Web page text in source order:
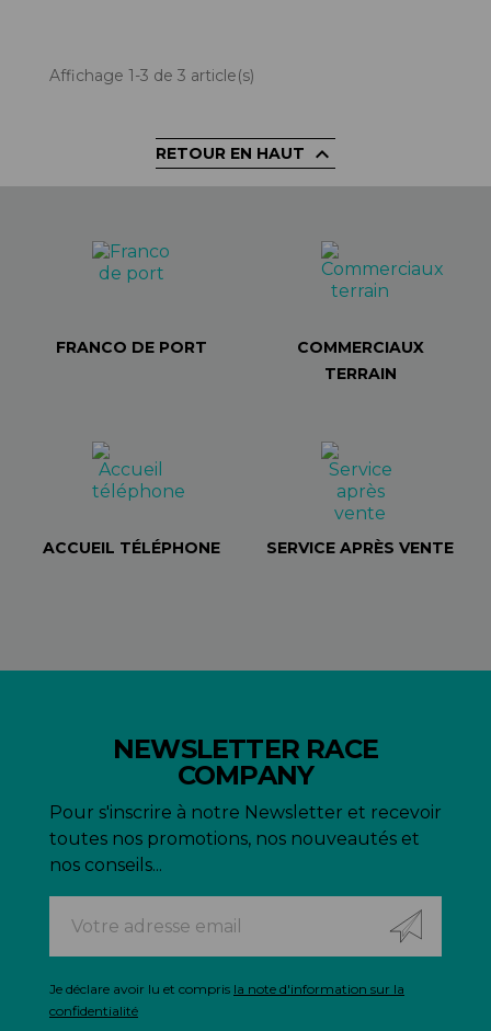
Affichage 1-3 de 3 article(s)
RETOUR EN HAUT 
FRANCO DE PORT
COMMERCIAUX
TERRAIN
ACCUEIL TÉLÉPHONE SERVICE APRÈS VENTE
NEWSLETTER RACE
COMPANY
Pour s'inscrire à notre Newsletter et recevoir
toutes nos promotions, nos nouveautés et
nos conseils...
Je déclare avoir lu et compris la note d'information sur la
confidentialité